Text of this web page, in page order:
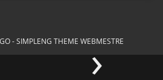
›
-SIMPLENG THEME WEBMESTRE